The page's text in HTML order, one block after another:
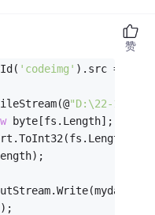
'codeimg' ).src =
"D:\22-11-46-
byte[fs.Length];
赞